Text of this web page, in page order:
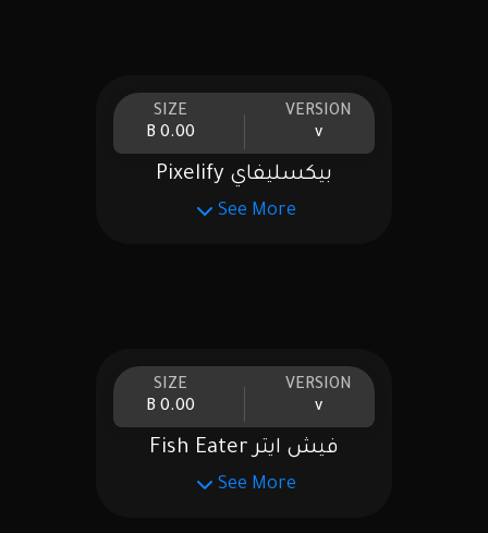
VERSION
v
SIZE
0.00 B
بيكسليفاي Pixelify
See More
VERSION
v
SIZE
0.00 B
فيش ايتر Fish Eater
See More